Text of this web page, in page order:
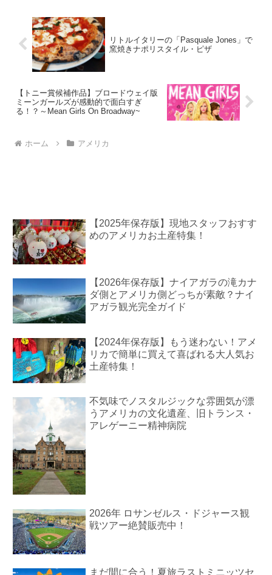
リトルイタリーの「Pasquale Jones」で
窯焼きナポリスタイル・ピザ
【トニー賞候補作品】ブロードウェイ版
ミーンガールズが感動的で面白すぎ
る！？～Mean Girls On Broadway~
ホーム アメリカ
【2025年保存版】現地スタッフおすす
めのアメリカお土産特集！
【2026年保存版】ナイアガラの滝カナ
ダ側とアメリカ側どっちが素敵？ナイ
アガラ観光完全ガイド
【2024年保存版】もう迷わない！アメ
リカで簡単に買えて喜ばれる大人気お
土産特集！
不気味でノスタルジックな雰囲気が漂
うアメリカの文化遺産、旧トランス・
アレゲーニー精神病院
2026年 ロサンゼルス・ドジャース観
戦ツアー絶賛販売中！
まだ間に合う！夏旅ラストミニッツセ